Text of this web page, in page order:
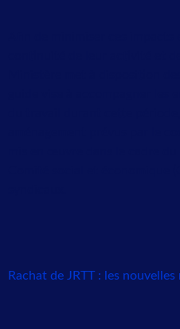
Rachat de JRTT : les